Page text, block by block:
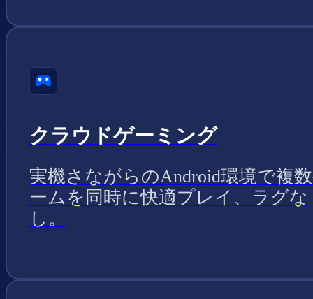
クラウドゲーミング
実機さながらのAndroid環境で複
ームを同時に快適プレイ、ラグな
し。